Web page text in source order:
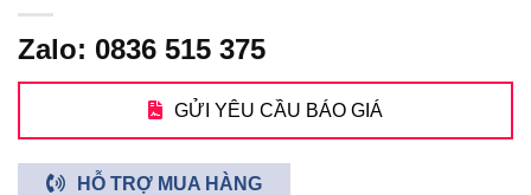
Zalo: 0836 515 375
GỬI YÊU CẦU BÁO GIÁ
HỖ TRỢ MUA HÀNG